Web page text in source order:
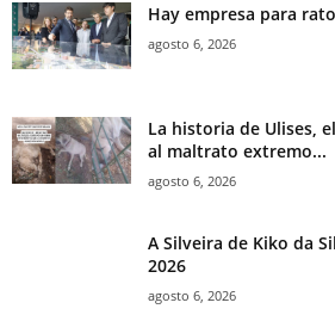
Hay empresa para
agosto 6, 2026
La historia de Ulises,
al maltrato extremo...
agosto 6, 2026
A Silveira de Kiko da
2026
agosto 6, 2026